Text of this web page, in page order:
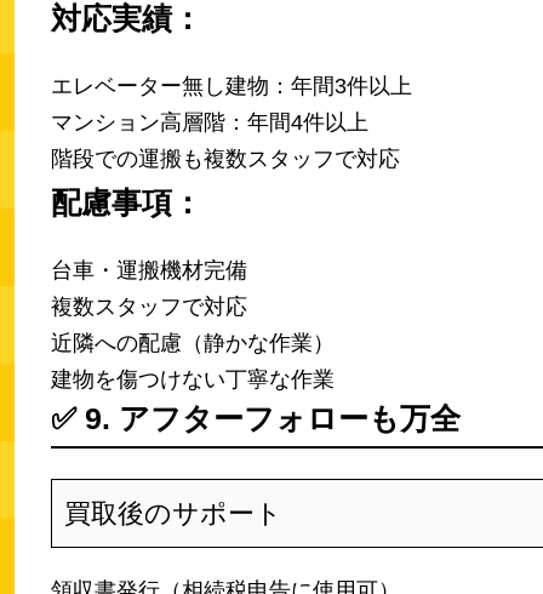
対応実績：
エレベーター無し建物：年間3件以上
マンション高層階：年間4件以上
階段での運搬も複数スタッフで対応
配慮事項：
台車・運搬機材完備
複数スタッフで対応
近隣への配慮（静かな作業）
建物を傷つけない丁寧な作業
✅ 9. アフターフォローも万全
買取後のサポート